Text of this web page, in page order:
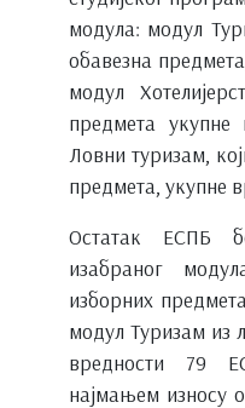
модула: модул
обавезна
модул
предмета
Ловни туризам,
предмета, укупне
Остатак ЕСПБ
изабраног
изборних
модул Туризам из
вредности 79
најмањем износу